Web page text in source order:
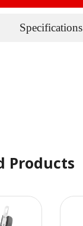
Specifications
Products